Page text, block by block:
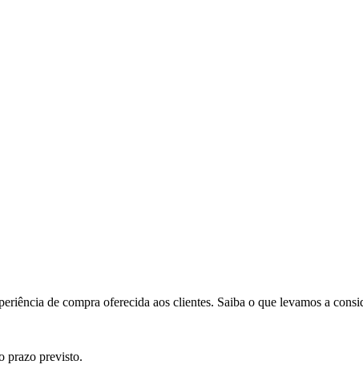
de compra oferecida aos clientes. Saiba o que levamos a
prazo previsto.